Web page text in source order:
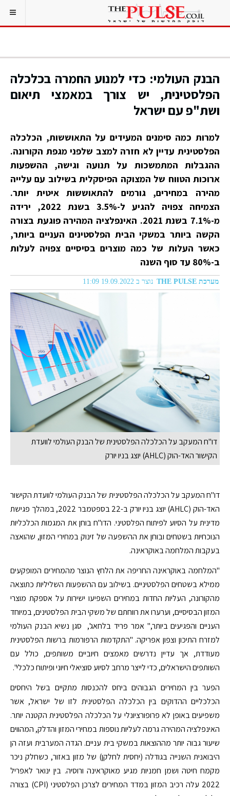
הבנק העולמי: כדי למנוע החמרה בכלכלה
הפלסטינית, יש צורך במאמצי תיאום
ושת"פ עם ישראל
למרות כמה סימנים המעידים על התאוששות, הכלכלה
הפלסטינית עדיין לא חזרה למצב שלפני מגפת הקורונה.
ההגבלות המתמשכות על תנועה וגישה, ההשפעות
ארוכות הטווח של המצוקה הפיסקלית בשילוב עם עלייה
מהירה במחירים, גורמים להתאוששות איטית יותר.
הצמיחה צפויה להגיע ל-3.5% בשנת 2022, ירידה
מ-7.1% בשנת 2021. האינפלציה המהירה פוגעת בצורה
הקשה ביותר במשקי הבית הפלסטינים העניים ביותר,
כאשר העלות של כמה מוצרים בסיסיים צפויה לעלות
ב-80% עד סוף השנה
מערכת THE PULSE נוצר ב 19.09.2022 11:09
דו"ח המעקב על הכלכלה הפלסטינית של הבנק העולמי לוועדת
הקישור האד-הוק (AHLC) יוצג בניו יורק
דו"ח המעקב על הכלכלה הפלסטינית של הבנק העולמי לוועדת הקישור
האד-הוק (AHLC) יוצג בניו יורק ב-22 בספטמבר 2022, במהלך פגישת
מדינית על הסיוע לפיתוח הפלסטיני. הדו"ח בוחן את המגמות הכלכליות
הנוכחיות בשטחים ובוחן את ההשפעה של זינוק במחירי המזון, שהואצה
בעקבות המלחמה באוקראינה.
"המלחמה באוקראינה החריפה את הלחץ הנוצר מהמחירים המופקעים
ממילא בשטחים הפלסטיניים. בשילוב עם ההשפעות השליליות כתוצאה
מהקורונה, העליות החדות במחירים השפיעו ישירות על אספקת מוצרי
המזון הבסיסיים, וערערו את רווחתם של משקי הבית הפלסטינים, במיוחד
העניים והפגיעים ביותר," אמר פריד בלחאג', סגן נשיא הבנק העולמי
למזרח התיכון וצפון אפריקה. "התקדמות הרפורמות ברשות הפלסטינית
מעודדת, אך עדיין נדרשים מאמצים חיוביים משותפים, כולל עם
השותפים הישראלים, כדי לייצר מרחב לסיוע סוציאלי חיוני ופיתוח כלכלי".
הפער בין המחירים הגבוהים ביחס להכנסות מתקיים בשל היחסים
הכלכליים ההדוקים בין הכלכלה הפלסטינית לזו של ישראל, אשר
משפיעים באופן לא פרופורציונלי על הכלכלה הפלסטינית הקטנה יותר.
האינפלציה המהירה גרמה לעליות נוספות במחירי המזון והדלק, המהווים
שיעור גבוה יותר מההוצאות במשקי בית עניים. הגדה המערבית ועזה הן
היבואנית השנייה בגודלה (יחסית לחלקן) של מזון באזור, כשחלק ניכר
מקמח חיטה ושמן חמניות מגיע מאוקראינה ורוסיה. בין ינואר לאפריל
2022 עלה רכיב המזון במדד המחירים לצרכן הפלסטיני (CPI) בצורה